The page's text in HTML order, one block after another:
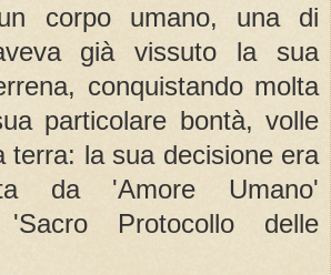
corpo umano, una di
già vissuto la sua
conquistando molta
particolare bontà, volle
terra: la sua decisione era
da 'Amore Umano'
Protocollo delle